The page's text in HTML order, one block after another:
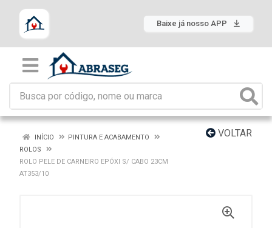
Baixe já nosso APP
VOLTAR
INÍCIO
PINTURA E ACABAMENTO
ROLOS
ROLO PELE DE CARNEIRO EPÓXI S/ CABO 23CM
AT353/10